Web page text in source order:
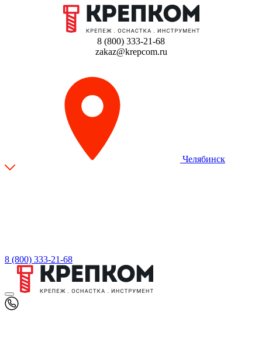
8 (800) 333-21-68
zakaz@krepcom.ru
Челябинск
8 (800) 333-21-68